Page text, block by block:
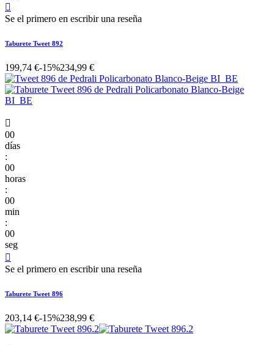

Se el primero en escribir una reseña
Taburete Tweet 892
199,74 €-15%234,99 €

00
días
:
00
horas
:
00
min
:
00
seg

Se el primero en escribir una reseña
Taburete Tweet 896
203,14 €-15%238,99 €